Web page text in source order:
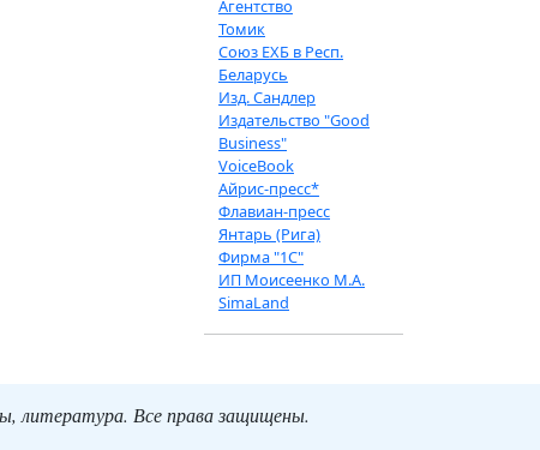
Агентство
Томик
Союз ЕХБ в Респ.
Беларусь
Изд. Сандлер
Издательство "Good
Business"
VoiceBook
Айрис-пресс*
Флавиан-пресс
Янтарь (Рига)
Фирма "1С"
ИП Моисеенко М.А.
SimaLand
литература. Все права защищены.